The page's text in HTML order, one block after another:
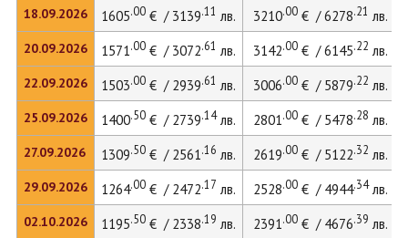
18.09.2026
20.09.2026
22.09.2026
25.09.2026
27.09.2026
29.09.2026
02.10.2026
1605.00€ / 3139.11 лв. 3210.00€ / 6278.21 лв.
1571.00€ / 3072.61 лв. 3142.00€ / 6145.22 лв.
1503.00€ / 2939.61 лв. 3006.00€ / 5879.22 лв.
1400.50€ / 2739.14лв. 2801.00€ / 5478.28 лв.
1309.50€ / 2561.16 лв. 2619.00€ / 5122.32 лв.
1264.00€ / 2472.17 лв. 2528.00€ / 4944.34лв.
1195.50€ / 2338.19 лв. 2391.00€ / 4676.39 лв.